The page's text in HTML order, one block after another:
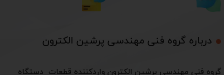
درباره گروه فنی مهندسی پرشین الکترون​​​​​​​
​گروه فنی مهندسی پرشین الکترون واردکننده قطعات دستگاه